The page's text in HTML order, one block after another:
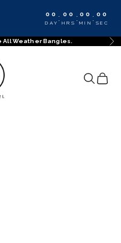
00
DAY : 00
HRS : 00
MIN : 00
SEC
Weather Bangles.
Search
Cart